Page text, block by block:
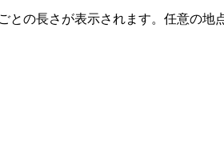
の長さが表示されます。任意の地